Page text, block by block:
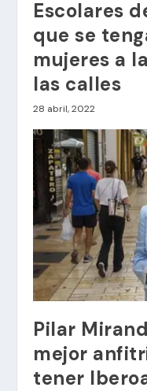
Escolares
que se
mujeres a
las calles
28 abril, 2022
Pilar
mejor
tener